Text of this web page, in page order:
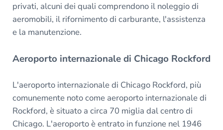
privati, alcuni dei quali comprendono il noleggio di
aeromobili, il rifornimento di carburante, l'assistenza
e la manutenzione.
Aeroporto internazionale di Chicago Rockford
L'aeroporto internazionale di Chicago Rockford, più
comunemente noto come aeroporto internazionale di
Rockford, è situato a circa 70 miglia dal centro di
Chicago. L'aeroporto è entrato in funzione nel 1946